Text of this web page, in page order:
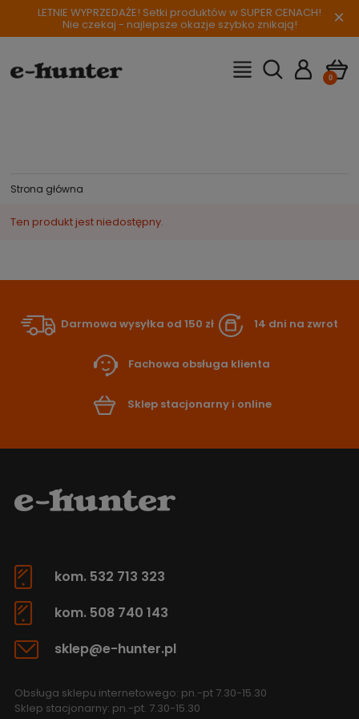
LETNIE WYPRZEDAŻE! Setki produktów w SUPER CENACH!
Nie czekaj - najlepsze okazje szybko znikają! ×
Strona główna
Ten produkt jest niedostępny.
Darmowa wysyłka od 150 zł 14 dni na zwrot
Fachowa obsługa klienta
Sklep stacjonarny i online
kom. 532 713 323
kom. 508 740 143
sklep@e-hunter.pl
Obsługa sklepu internetowego: pn.-pt 7.30-15.30
Sklep stacjonarny: pn.-pt. 7.30-15.30